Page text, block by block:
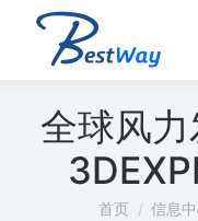
全球风
您在这里：
首页 信息